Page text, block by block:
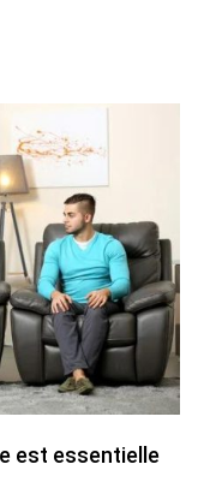
est essentielle